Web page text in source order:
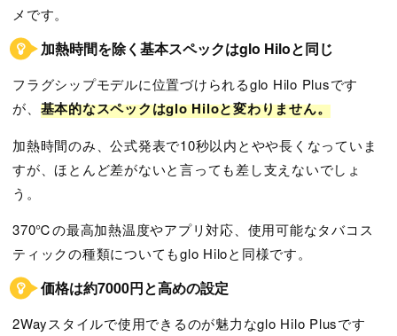
メです。
加熱時間を除く基本スペックはglo Hiloと同じ
フラグシップモデルに位置づけられるglo Hilo Plusです
が、 基本的なスペックはglo Hiloと変わりません。
加熱時間のみ、公式発表で10秒以内とやや長くなっていま
すが、ほとんど差がないと言っても差し支えないでしょ
う。
370℃の最高加熱温度やアプリ対応、使用可能なタバコス
ティックの種類についてもglo Hiloと同様です。
価格は約7000円と高めの設定
2Wayスタイルで使用できるのが魅力なglo Hilo Plusです